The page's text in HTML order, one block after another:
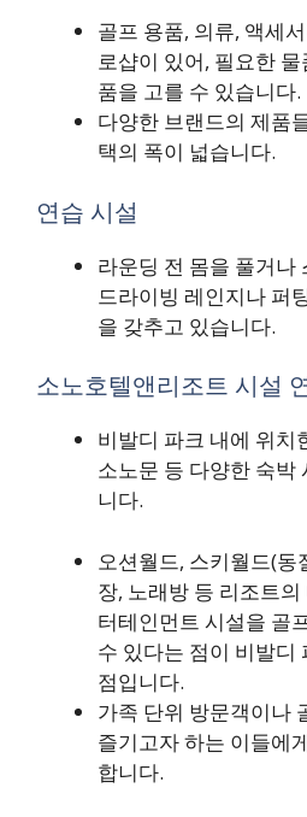
골프 용품, 의류, 액세
로샵이 있어, 필요한
품을 고를 수 있습니다.
다양한 브랜드의 제품
택의 폭이 넓습니다.
연습 시설
라운딩 전 몸을 풀거나
드라이빙 레인지나 퍼
을 갖추고 있습니다.
소노호텔앤리조트 시설
비발디 파크 내에 위치
소노문 등 다양한 숙박
니다.
오션월드, 스키월드(동
장, 노래방 등 리조트
터테인먼트 시설을 골
수 있다는 점이 비발디
점입니다.
가족 단위 방문객이나
즐기고자 하는 이들에
합니다.